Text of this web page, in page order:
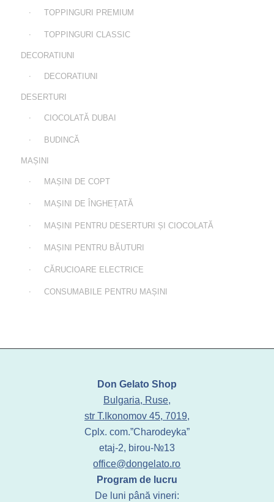
TOPPINGURI PREMIUM
TOPPINGURI CLASSIC
DECORATIUNI
DECORATIUNI
DESERTURI
CIOCOLATĂ DUBAI
BUDINCĂ
MAȘINI
MAȘINI DE COPT
MAȘINI DE ÎNGHEȚATĂ
MAȘINI PENTRU DESERTURI ȘI CIOCOLATĂ
MAȘINI PENTRU BĂUTURI
CĂRUCIOARE ELECTRICE
CONSUMABILE PENTRU MAȘINI
Don Gelato Shop
Bulgaria, Ruse,
str T.Ikonomov 45, 7019,
Cplx. com.”Charodeyka”
etaj-2, birou-№13
office@dongelato.ro
Program de lucru
De luni până vineri: